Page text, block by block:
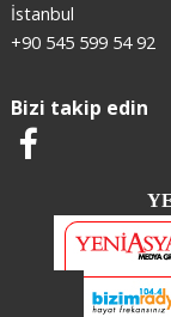
İstanbul
+90 545 599 54 92
Bizi takip edin